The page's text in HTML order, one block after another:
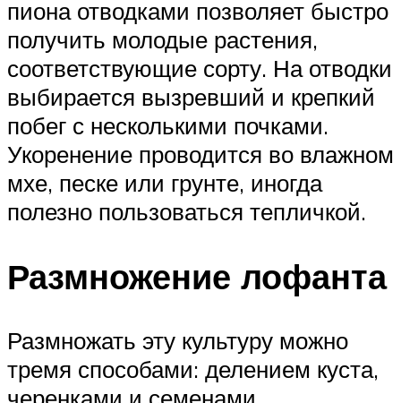
пиона отводками позволяет быстро
получить молодые растения,
соответствующие сорту. На отводки
выбирается вызревший и крепкий
побег с несколькими почками.
Укоренение проводится во влажном
мхе, песке или грунте, иногда
полезно пользоваться тепличкой.
Размножение лофанта
Размножать эту культуру можно
тремя способами: делением куста,